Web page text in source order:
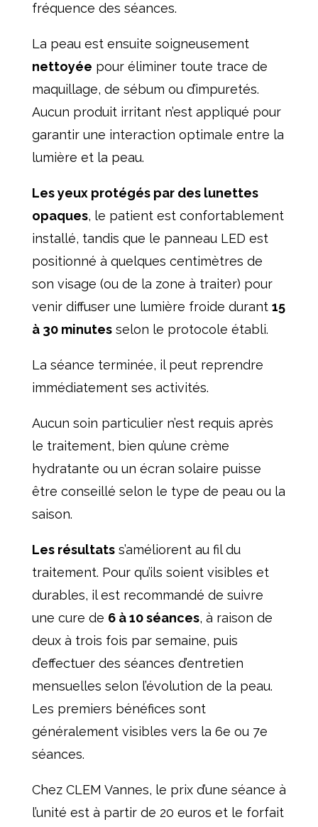
fréquence des séances.
La peau est ensuite soigneusement
nettoyée pour éliminer toute trace de
maquillage, de sébum ou d’impuretés.
Aucun produit irritant n’est appliqué pour
garantir une interaction optimale entre la
lumière et la peau.
Les yeux protégés par des lunettes
opaques, le patient est confortablement
installé, tandis que le panneau LED est
positionné à quelques centimètres de
son visage (ou de la zone à traiter) pour
venir diffuser une lumière froide durant 15
à 30 minutesselon le protocole établi.
La séance terminée, il peut reprendre
immédiatement ses activités.
Aucun soin particulier n’est requis après
le traitement, bien qu’une crème
hydratante ou un écran solaire puisse
être conseillé selon le type de peau ou la
saison.
Les résultatss’améliorent au fil du
traitement. Pour qu’ils soient visibles et
durables, il est recommandé de suivre
une cure de 6 à 10 séances, à raison de
deux à trois fois par semaine, puis
d’effectuer des séances d’entretien
mensuelles selon l’évolution de la peau.
Les premiers bénéfices sont
généralement visibles vers la 6e ou 7e
séances.
Chez CLEM Vannes, le prix d’une séance à
l’unité est à partir de 20 euros et le forfait